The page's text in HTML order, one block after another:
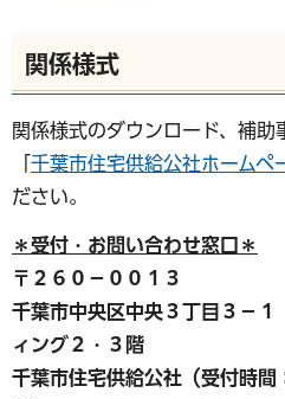
関係様式
関係様式のダウンロード、補助
千葉市住宅供給公社ホームペ
ださい。
＊受付・お問い合わせ窓口＊
〒２６０－００１３
千葉市中央区中央３丁目３－
ィング２・３階
千葉市住宅供給公社（受付時間